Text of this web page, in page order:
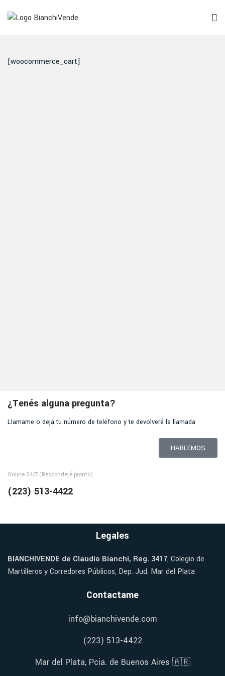
[woocommerce_cart]
¿Tenés alguna pregunta?
Llamame o dejá tu número de teléfono y te devolveré la llamada
HABLEMOS
Online 24/7 (Responderé pronto)
(223) 513-4422
Legales
BIANCHIVENDE de Claudio Bianchi, Reg. 3417, Colegio de
Martilleros y Corredores Públicos, Dep. Jud. Mar del Plata
Contactame
info@bianchivende.com
(223) 513-4422
Mar del Plata, Pcia. de Buenos Aires 🇦🇷